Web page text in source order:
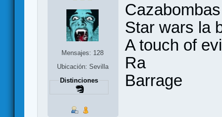
Mensajes: 128
Ubicación: Sevilla
Distinciones
Cazabombas
Star wars la
A touch of
Ra
Barrage